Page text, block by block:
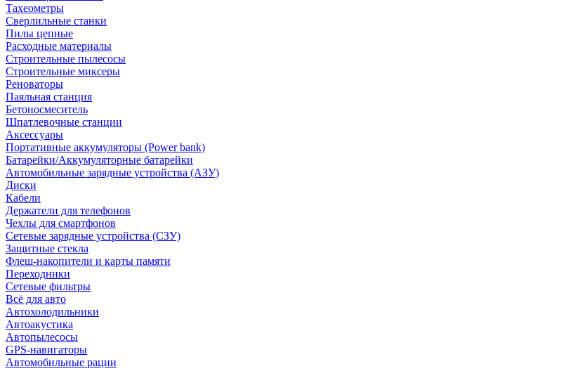
Тахеометры
Сверлильные станки
Пилы цепные
Расходные материалы
Строительные пылесосы
Строительные миксеры
Реноваторы
Паяльная станция
Бетоносмеситель
Шпатлевочные станции
Аксессуары
Портативные аккумуляторы (Power bank)
Батарейки/Аккумуляторные батарейки
Автомобильные зарядные устройства (АЗУ)
Диски
Кабели
Держатели для телефонов
Чехлы для смартфонов
Сетевые зарядные устройства (СЗУ)
Защитные стекла
Флеш-накопители и карты памяти
Переходники
Сетевые фильтры
Всё для авто
Автохолодильники
Автоакустика
Автопылесосы
GPS-навигаторы
Автомобильные рации